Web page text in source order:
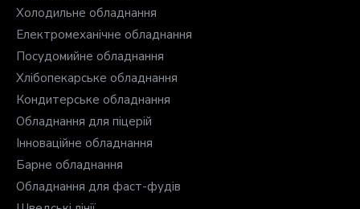
Холодильне обладнання
Електромеханічне обладнання
Посудомийне обладнання
Хлібопекарське обладнання
Кондитерське обладнання
Обладнання для піцерій
Інноваційне обладнання
Барне обладнання
Обладнання для фаст-фудів